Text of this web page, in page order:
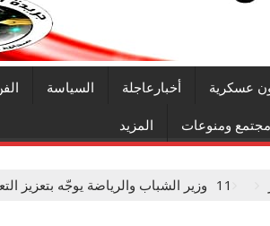
عسكرية أخبارعاجلة السياسة
مجتمع ومنوعات المزيد
11 وزير الشباب والرياضة يوجّه بتعزيز